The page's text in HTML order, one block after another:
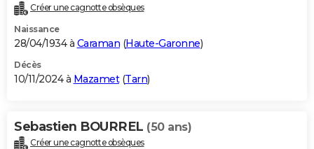
Créer une cagnotte obsèques
Naissance
28/04/1934 à Caraman (Haute-Garonne)
Décès
10/11/2024 à Mazamet(Tarn)
Sebastien BOURREL (50 ans)
Créer une cagnotte obsèques